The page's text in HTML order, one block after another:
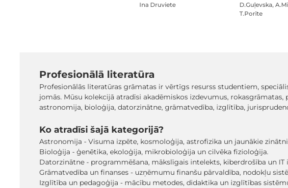
Ina Druviete
D.Guļevska,
T.Porīte
Profesionālā literatūra
Profesionālās literatūras grāmatas ir vērtīgs resurss studentiem,
jomās. Mūsu kolekcijā atradīsi akadēmiskos izdevumus,
astronomija, bioloģija, datorzinātne, grāmatvedība, izglītība,
Ko atradīsi šajā kategorijā?
Astronomija - Visuma izpēte, kosmoloģija, astrofizika un jaunākie
Bioloģija - ģenētika, ekoloģija, mikrobioloģija un cilvēka fizioloģija.
Datorzinātne - programmēšana, mākslīgais intelekts, kiberdrošība un IT
Grāmatvedība un finanses - uzņēmumu finanšu pārvaldība, nodokļu
Izglītība un pedagoģija - mācību metodes, didaktika un izglītības